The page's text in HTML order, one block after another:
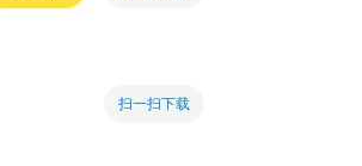
扫一扫下载